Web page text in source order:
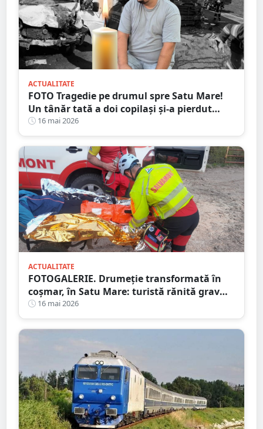
ACTUALITATE
FOTO Tragedie pe drumul spre Satu Mare!
Un tânăr tată a doi copilași și-a pierdut
viața într-un accident cumplit
16 mai 2026
ACTUALITATE
FOTOGALERIE. Drumeție transformată în
coșmar, în Satu Mare: turistă rănită grav
după ce a alergat pe un traseu acoperit cu
frunze
16 mai 2026